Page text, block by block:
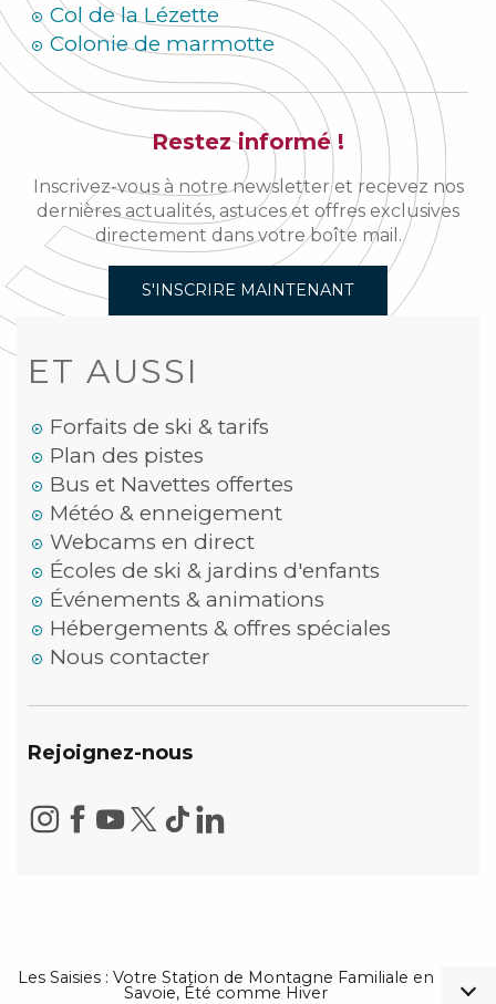
Col de la Lézette
Colonie de marmotte
Restez informé !
Inscrivez-vous à notre newsletter et recevez nos
dernières actualités, astuces et offres exclusives
directement dans votre boîte mail.
S'INSCRIRE MAINTENANT
ET AUSSI
Forfaits de ski & tarifs
Plan des pistes
Bus et Navettes offertes
Météo & enneigement
Webcams en direct
Écoles de ski & jardins d'enfants
Événements & animations
Hébergements & offres spéciales
Nous contacter
Rejoignez-nous
Les Saisies : Votre Station de Montagne Familiale en
Savoie, Été comme Hiver